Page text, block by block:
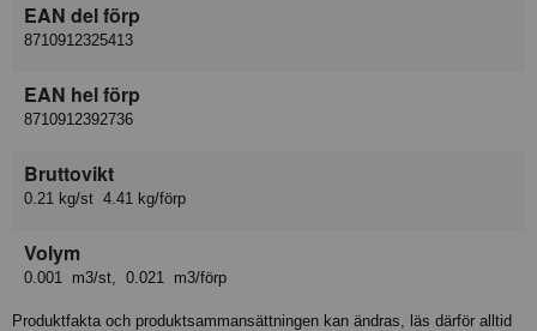
EAN del förp
8710912325413
EAN hel förp
8710912392736
Bruttovikt
0.21 kg/st 4.41 kg/förp
Volym
0.001 m3/st, 0.021 m3/förp
Produktfakta och produktsammansättningen kan ändras, läs därför alltid